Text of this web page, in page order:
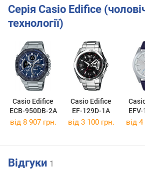
Серія Casio Edifice
технології)
Casio Edifice
ECB-950DB-2A
Casio Edifice
EF-129D-1A
від 8 907 грн. від 3 100 грн. від
Відгуки 1